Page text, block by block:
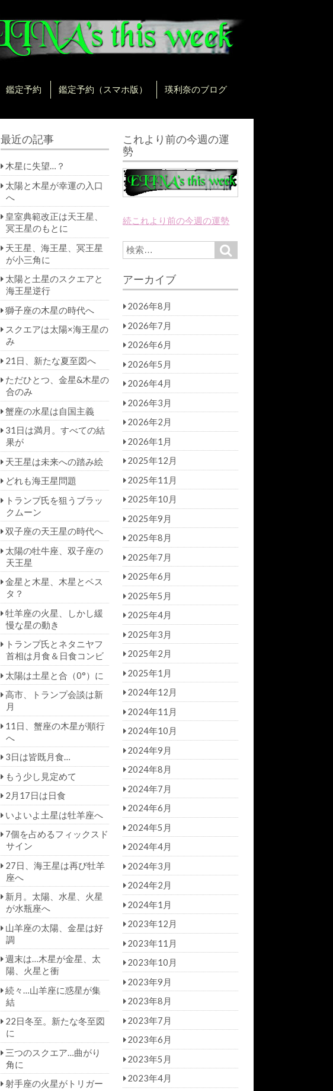
鑑定予約 鑑定予約（スマホ版）
瑛利奈のブログ
最近の記事
木星に失望…？
太陽と木星が幸運の入口
へ
皇室典範改正は天王星、
冥王星のもとに
天王星、海王星、冥王星
が小三角に
太陽と土星のスクエアと
海王星逆行
獅子座の木星の時代へ
スクエアは太陽×海王星の
み
21日、新たな夏至図へ
ただひとつ、金星&木星の
合のみ
蟹座の水星は自国主義
31日は満月。すべての結
果が
天王星は未来への踏み絵
どれも海王星問題
トランプ氏を狙うブラッ
クムーン
双子座の天王星の時代へ
太陽の牡牛座、双子座の
天王星
金星と木星、木星とベス
タ？
牡羊座の火星、しかし緩
慢な星の動き
トランプ氏とネタニヤフ
首相は月食＆日食コンビ
太陽は土星と合（0°）に
高市、トランプ会談は新
月
11日、蟹座の木星が順行
へ
3日は皆既月食…
もう少し見定めて
2月17日は日食
いよいよ土星は牡羊座へ
7個を占めるフィックスド
サイン
27日、海王星は再び牡羊
座へ
新月。太陽、水星、火星
が水瓶座へ
山羊座の太陽、金星は好
調
週末は…木星が金星、太
陽、火星と衝
続々…山羊座に惑星が集
結
22日冬至。新たな冬至図
に
三つのスクエア…曲がり
角に
射手座の火星がトリガー
これより前の今週の運
勢
続これより前の今週の運勢
S
e
r
c
h
f
o
r:
h
アーカイブ
2026年8月
2026年7月
2026年6月
2026年5月
2026年4月
2026年3月
2026年2月
2026年1月
2025年12月
2025年11月
2025年10月
2025年9月
2025年8月
2025年7月
2025年6月
2025年5月
2025年4月
2025年3月
2025年2月
2025年1月
2024年12月
2024年11月
2024年10月
2024年9月
2024年8月
2024年7月
2024年6月
2024年5月
2024年4月
2024年3月
2024年2月
2024年1月
2023年12月
2023年11月
2023年10月
2023年9月
2023年8月
2023年7月
2023年6月
2023年5月
2023年4月